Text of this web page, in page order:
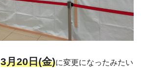
3月20日(金)に変更になったみたい